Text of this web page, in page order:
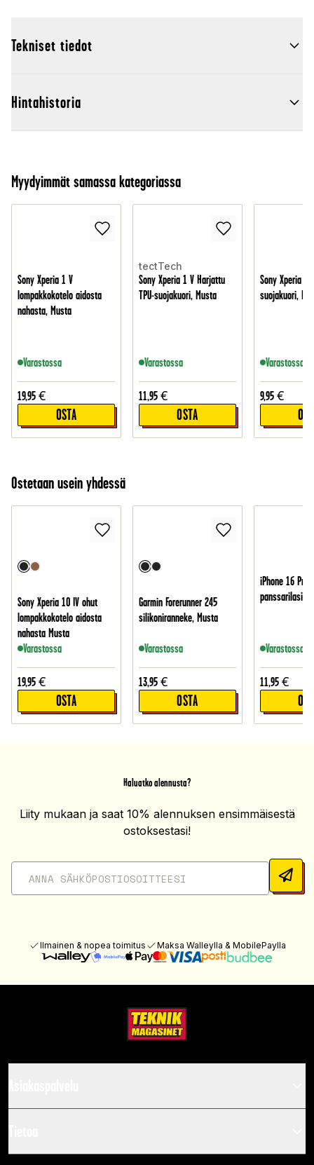
Tekniset tiedot
Hintahistoria
Myydyimmät samassa kategoriassa
Sony Xperia 1 V
lompakkokotelo aidosta
nahasta, Musta
Varastossa
19,95 €
OSTA
tectTech
Sony Xperia 1 V Harjattu
TPU-suojakuori, Musta
Varastossa
11,95 €
OSTA
Sony Xperia 1
suojakuori,
Varastossa
9,95 €
Ostetaan usein yhdessä
Sony Xperia 10 IV ohut
lompakkokotelo aidosta
nahasta Musta
Varastossa
19,95 €
OSTA
Garmin Forerunner 245
silikoniranneke, Musta
Varastossa
13,95 €
OSTA
iPhone 16 Pro
panssarilasi
Varastossa
11,95 €
Haluatko alennusta?
Liity mukaan ja saat 10% alennuksen ensimmäisestä
ostoksestasi!
Ilmainen & nopea toimitus Maksa Walleylla & MobilePaylla